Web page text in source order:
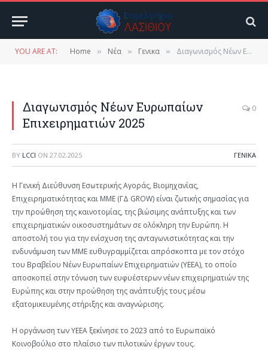
YOU ARE AT: Home » Νέα » Γενικα » Διαγωνισμός Νέων Ευρωπαίων Επιχειρηματιών 2025
Διαγωνισμός Νέων Ευρωπαίων
Επιχειρηματιών 2025
0
BY LCCI ON 27.02.2025 ΓΕΝΙΚΑ
Η Γενική Διεύθυνση Εσωτερικής Αγοράς, Βιομηχανίας,
Επιχειρηματικότητας και ΜΜΕ (ΓΔ GROW) είναι ζωτικής σημασίας για
την προώθηση της καινοτομίας, της βιώσιμης ανάπτυξης και των
επιχειρηματικών οικοσυστημάτων σε ολόκληρη την Ευρώπη. Η
αποστολή του για την ενίσχυση της ανταγωνιστικότητας και την
ενδυνάμωση των ΜΜΕ ευθυγραμμίζεται απρόσκοπτα με τον στόχο
του Βραβείου Νέων Ευρωπαίων Επιχειρηματιών (YEEA), το οποίο
αποσκοπεί στην τόνωση των ευφυέστερων νέων επιχειρηματιών της
Ευρώπης και στην προώθηση της ανάπτυξής τους μέσω
εξατομικευμένης στήριξης και αναγνώρισης.
Η οργάνωση των YEEA ξεκίνησε το 2023 από το Ευρωπαϊκό
Κοινοβούλιο στο πλαίσιο των πιλοτικών έργων τους.